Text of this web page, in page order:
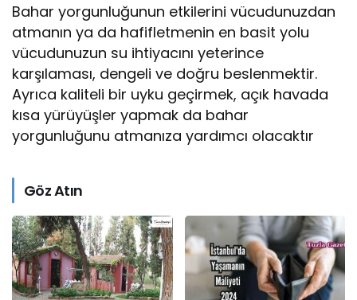
Bahar yorgunluğunun etkilerini vücudunuzdan
atmanın ya da hafifletmenin en basit yolu
vücudunuzun su ihtiyacını yeterince
karşılaması, dengeli ve doğru beslenmektir.
Ayrıca kaliteli bir uyku geçirmek, açık havada
kısa yürüyüşler yapmak da bahar
yorgunluğunu atmanıza yardımcı olacaktır
Göz Atın